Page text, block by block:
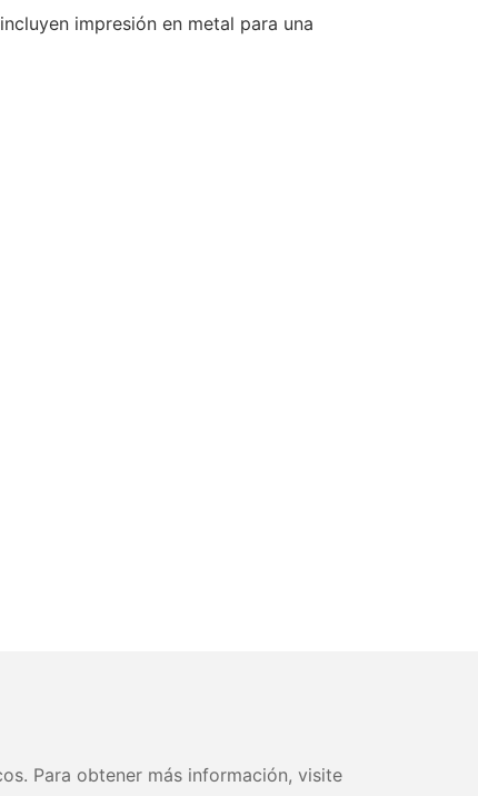
impresión en metal para una
Para obtener más información, visite